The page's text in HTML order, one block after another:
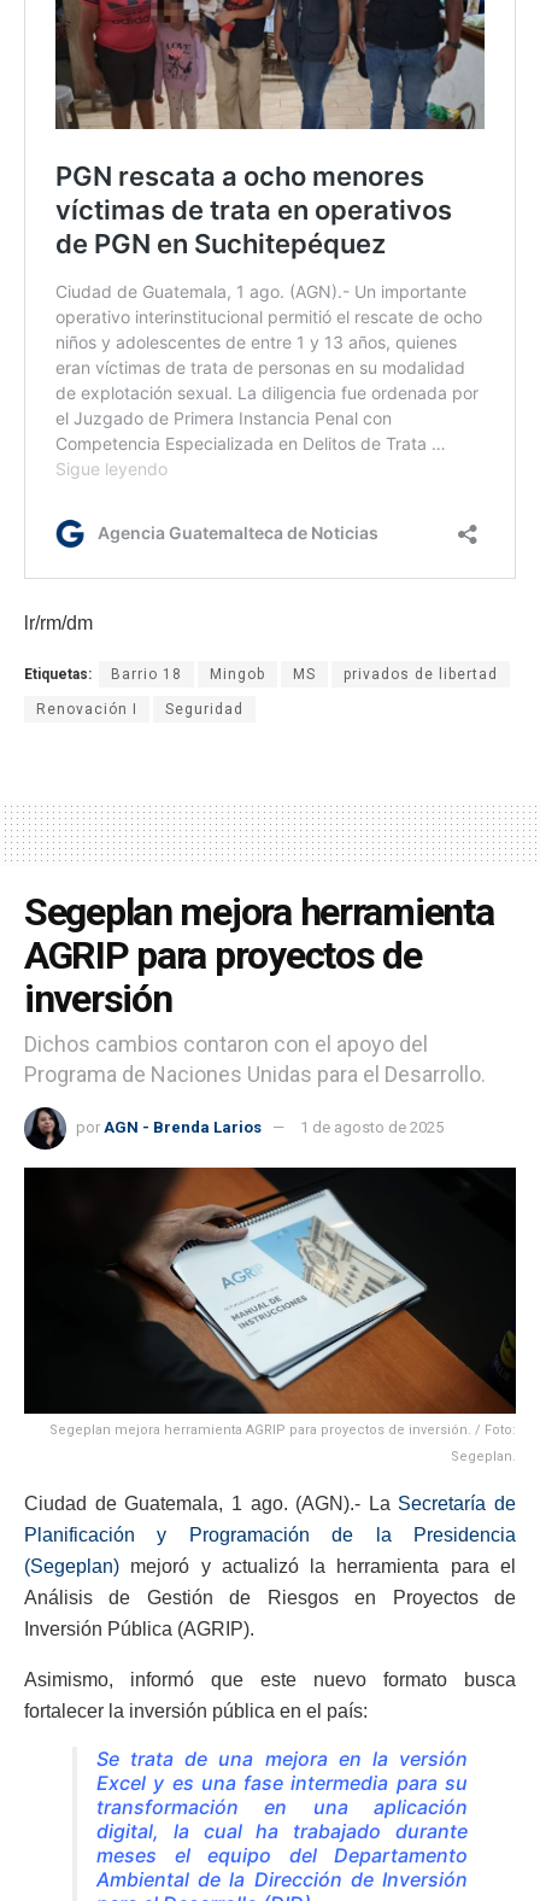
lr/rm/dm
Etiquetas: Barrio 18 Mingob MS privados de libertad
Renovación I Seguridad
Segeplan mejora herramienta
AGRIP para proyectos de
inversión
Dichos cambios contaron con el apoyo del
Programa de Naciones Unidas para el Desarrollo.
por AGN - Brenda Larios 1 de agosto de 2025
Segeplan mejora herramienta AGRIP para proyectos de inversión. / Foto:
Segeplan.
Ciudad de Guatemala, 1 ago. (AGN).- La Secretaría de
Planificación y Programación de la Presidencia
(Segeplan) mejoró y actualizó la herramienta para el
Análisis de Gestión de Riesgos en Proyectos de
Inversión Pública (AGRIP).
Asimismo, informó que este nuevo formato busca
fortalecer la inversión pública en el país:
Se trata de una mejora en la versión
Excel y es una fase intermedia para su
transformación en una aplicación
digital, la cual ha trabajado durante
meses el equipo del Departamento
Ambiental de la Dirección de Inversión